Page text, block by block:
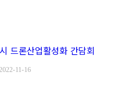
드론산업활성화 간담회
11-16